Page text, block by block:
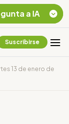
Suscribirse
13 de enero de
a IA
Ecuador